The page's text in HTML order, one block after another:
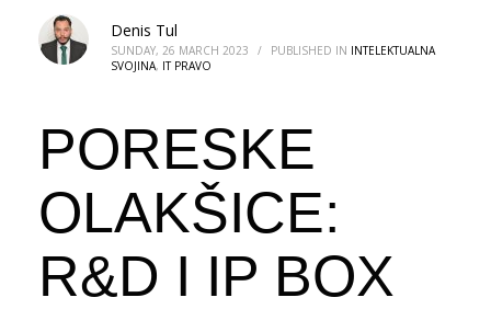
Denis Tul
SUNDAY, 26 MARCH 2023 / PUBLISHED IN INTELEKTUALNA
SVOJINA, IT PRAVO
PORESKE
OLAKŠICE:
R&D I IP BOX